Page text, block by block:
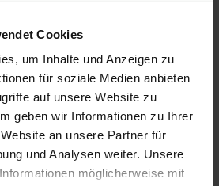
Cookies
um Inhalte und Anzeigen zu
für soziale Medien anbieten
auf unsere Website zu
geben wir Informationen zu Ihrer
an unsere Partner für
und Analysen weiter. Unsere
möglicherweise mit
Ware Sackware
Januar
Mai
für Holzpellets in Deutschland
auf unsererPelletspreise -Seite
nachvollziehen.